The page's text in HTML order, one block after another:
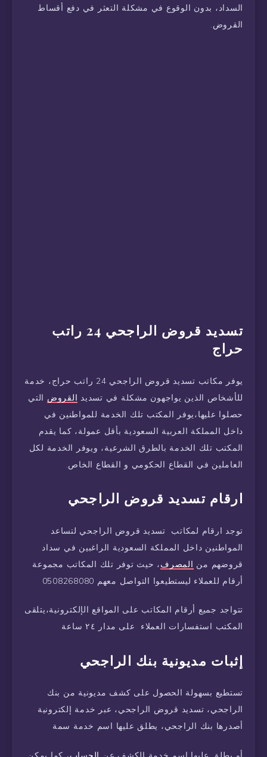
السداد، بدون الوقوع في مشكلة التعثر في دفع أقساط
القروض.
تسديد قروض الراجحي 24 راتب
حراج
يوفر مكاتب تسديد قروض الراجحي 24 راتب حراج، خدمة
للأشخاص الذين يواجهون مشكلة في تسديد القروض التي
حصلوا عليها،يوفر المكتب تلك الخدمة للمواطنين في
داخل المملكة العربية السعودية بأقل عمولة، كما يقدم
المكتب تلك الخدمة بالطرق الشرعية، ويوفر الخدمة لكل
العاملين في القطاع الحكومي و القطاع الخاص.
ارقام تسديد قروض الراجحي
توجد ارقام لمكاتب تسديد قروض الراجحي لتساعد
المواطنين داخل المملكة السعودية الراغبين في سداد
قروضهم من المصرف، حيث توفر تلك المكاتب مجموعة
أرقام للعملاء ليستطيعوا التواصل معهم 0508268080
تتواجد جميع أرقام المكاتب على المواقع الإلكترونية،يتلقى
المكتب استفسارات العملاء على مدار ٢٤ ساعة
إثبات مديونية بنك الراجحي
تستطيع بسهولة الحصول على كشف مديونية من بنك
الراجحي، تسديد قروض الراجحي، عبر خدمة إلكترونية
أصدرها بنك الراجحي، يطلق عليها اسم خدمة سمة